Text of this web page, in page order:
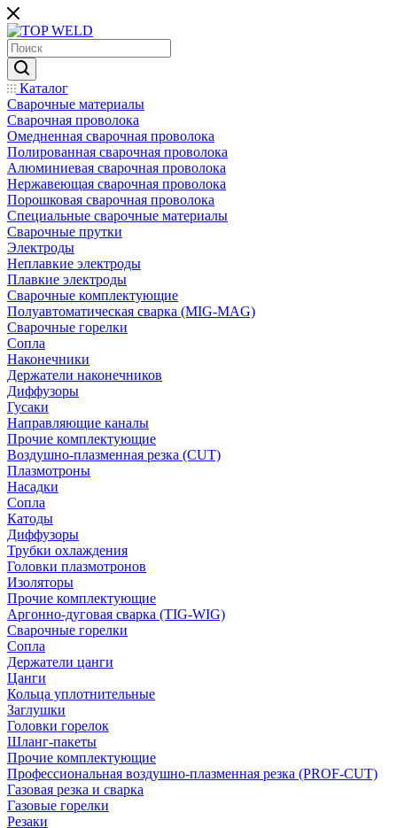
Каталог
Сварочные материалы
Сварочная проволока
Омедненная сварочная проволока
Полированная сварочная проволока
Алюминиевая сварочная проволока
Нержавеющая сварочная проволока
Порошковая сварочная проволока
Специальные сварочные материалы
Сварочные прутки
Электроды
Неплавкие электроды
Плавкие электроды
Сварочные комплектующие
Полуавтоматическая сварка (MIG-MAG)
Сварочные горелки
Сопла
Наконечники
Держатели наконечников
Диффузоры
Гусаки
Направляющие каналы
Прочие комплектующие
Воздушно-плазменная резка (CUT)
Плазмотроны
Насадки
Сопла
Катоды
Диффузоры
Трубки охлаждения
Головки плазмотронов
Изоляторы
Прочие комплектующие
Аргонно-дуговая сварка (TIG-WIG)
Сварочные горелки
Сопла
Держатели цанги
Цанги
Кольца уплотнительные
Заглушки
Головки горелок
Шланг-пакеты
Прочие комплектующие
Профессиональная воздушно-плазменная резка (PROF-CUT)
Газовая резка и сварка
Газовые горелки
Резаки